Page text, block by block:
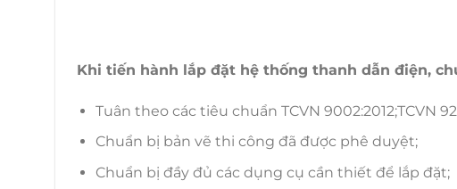
Khi tiến hành lắp đặt hệ thống thanh dẫn điện,
Tuân theo các tiêu chuẩn TCVN 9002:2012;TCVN
Chuẩn bị bản vẽ thi công đã được phê duyệt;
Chuẩn bị đầy đủ các dụng cụ cần thiết để lắp đặt;